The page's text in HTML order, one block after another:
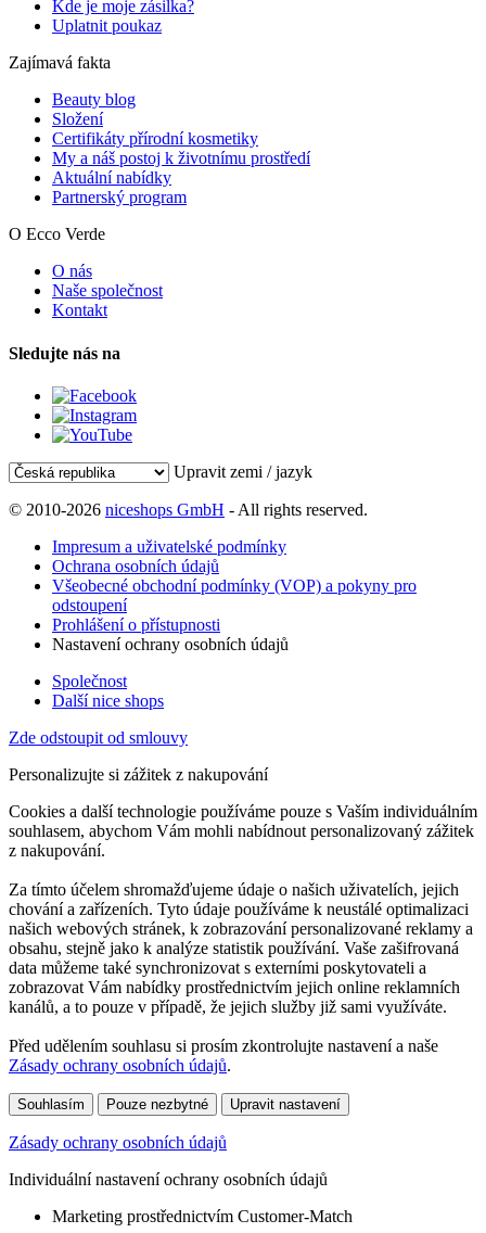
Kde je moje zásilka?
Uplatnit poukaz
Zajímavá fakta
Beauty blog
Složení
Certifikáty přírodní kosmetiky
My a náš postoj k životnímu prostředí
Aktuální nabídky
Partnerský program
O Ecco Verde
O nás
Naše společnost
Kontakt
Sledujte nás na
Upravit zemi / jazyk
© 2010-2026 niceshops GmbH - All rights reserved.
Impresum a uživatelské podmínky
Ochrana osobních údajů
Všeobecné obchodní podmínky (VOP) a pokyny pro
odstoupení
Prohlášení o přístupnosti
Nastavení ochrany osobních údajů
Společnost
Další nice shops
Zde odstoupit od smlouvy
Personalizujte si zážitek z nakupování
Cookies a další technologie používáme pouze s Vaším individuálním
souhlasem, abychom Vám mohli nabídnout personalizovaný zážitek
z nakupování.
Za tímto účelem shromažďujeme údaje o našich uživatelích, jejich
chování a zařízeních. Tyto údaje používáme k neustálé optimalizaci
našich webových stránek, k zobrazování personalizované reklamy a
obsahu, stejně jako k analýze statistik používání. Vaše zašifrovaná
data můžeme také synchronizovat s externími poskytovateli a
zobrazovat Vám nabídky prostřednictvím jejich online reklamních
kanálů, a to pouze v případě, že jejich služby již sami využíváte.
Před udělením souhlasu si prosím zkontrolujte nastavení a naše
Zásady ochrany osobních údajů.
Souhlasím Pouze nezbytné Upravit nastavení
Zásady ochrany osobních údajů
Individuální nastavení ochrany osobních údajů
Marketing prostřednictvím Customer-Match